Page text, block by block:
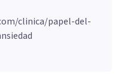
clinica/papel-del-